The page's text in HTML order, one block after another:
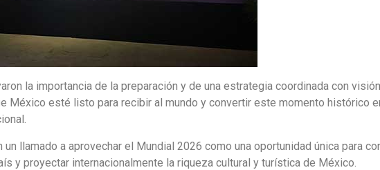
la importancia de la preparación y de una estrategia coordinada con
México esté listo para recibir al mundo y convertir este momento histórico
un llamado a aprovechar el Mundial 2026 como una oportunidad única para
y proyectar internacionalmente la riqueza cultural y turística de México.